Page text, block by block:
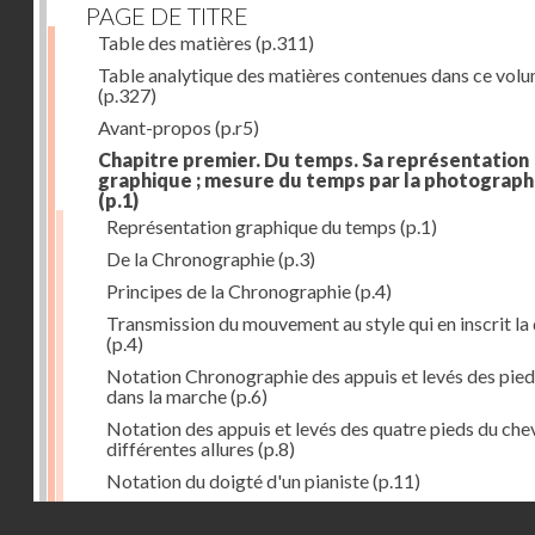
PAGE DE TITRE
Table des matières (p.311)
Table analytique des matières contenues dans ce
(p.327)
Avant-propos (p.r5)
Chapitre premier. Du temps. Sa représentation
graphique ; mesure du temps par la
(p.1)
Représentation graphique du temps (p.1)
De la Chronographie(p.3)
Principes de la Chronographie(p.4)
Transmission du mouvement au style qui en inscrit la
(p.4)
Notation Chronographie des appuis et levés des
dans la marche(p.6)
Notation des appuis et levés des quatre pieds du
différentes allures (p.8)
Notation du doigté d'un pianiste(p.11)